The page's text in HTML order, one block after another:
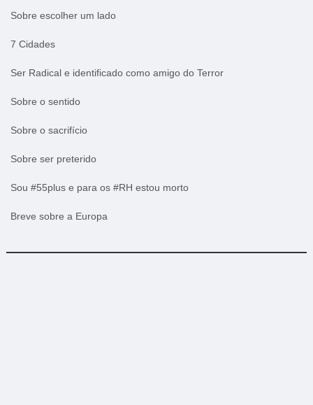
Sobre escolher um lado
7 Cidades
Ser Radical e identificado como amigo do Terror
Sobre o sentido
Sobre o sacrifício
Sobre ser preterido
Sou #55plus e para os #RH estou morto
Breve sobre a Europa